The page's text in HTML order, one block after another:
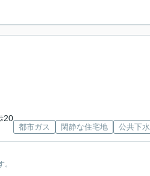
20
都市ガス 閑静な住宅地 公共下水